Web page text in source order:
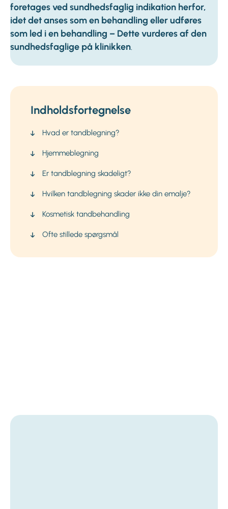
foretages ved sundhedsfaglig indikation herfor,
idet det anses som en behandling eller udføres
som led i en behandling – Dette vurderes af den
sundhedsfaglige på klinikken.
Indholdsfortegnelse
Hvad er tandblegning?
Hjemmeblegning
Er tandblegning skadeligt?
Hvilken tandblegning skader ikke din emalje?
Kosmetisk tandbehandling
Ofte stillede spørgsmål